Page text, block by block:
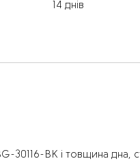
14 днів
30116-BK і товщина дна,